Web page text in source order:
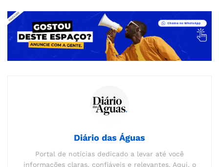
Diário das Águas
Portal de notícias dedicado a levar até você
informações claras, confiáveis e relevantes. Aqui, o